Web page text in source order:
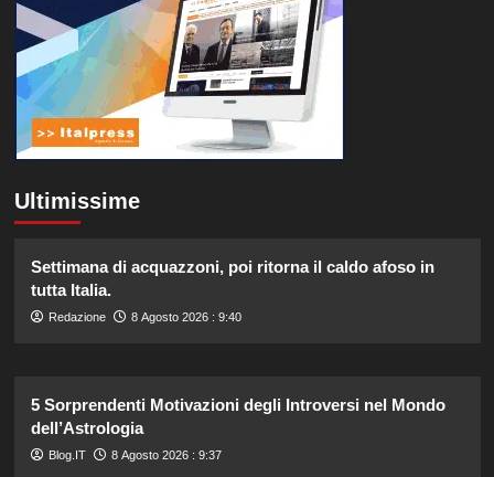
Ultimissime
Settimana di acquazzoni, poi ritorna il caldo afoso in
tutta Italia.
Redazione 8 Agosto 2026 : 9:40
5 Sorprendenti Motivazioni degli Introversi nel Mondo
dell’Astrologia
Blog.IT 8 Agosto 2026 : 9:37